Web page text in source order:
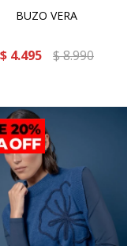
BUZO VERA
$ 4.495 $8.990